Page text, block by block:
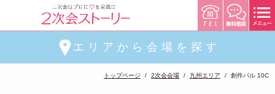
エリアから会場を探す
トップページ 2次会会場 九州エリア 創作バル 10C